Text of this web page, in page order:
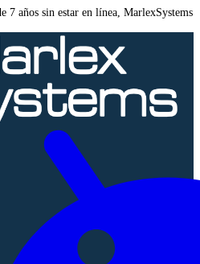
7 años sin estar en línea, MarlexSystems